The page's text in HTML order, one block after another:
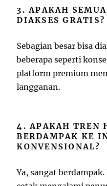
3. APAKAH
DIAKSES GRATIS?
Sebagian besar bisa
beberapa seperti
platform premium
langganan.
4. APAKAH TREN
BERDAMPAK KE
KONVENSIONAL?
Ya, sangat